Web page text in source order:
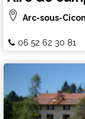
Arc-sous-Cicon
06 52 62 30 81